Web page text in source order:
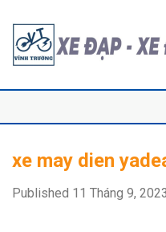
content
xe may dien
Published 11 Tháng 9, 2023